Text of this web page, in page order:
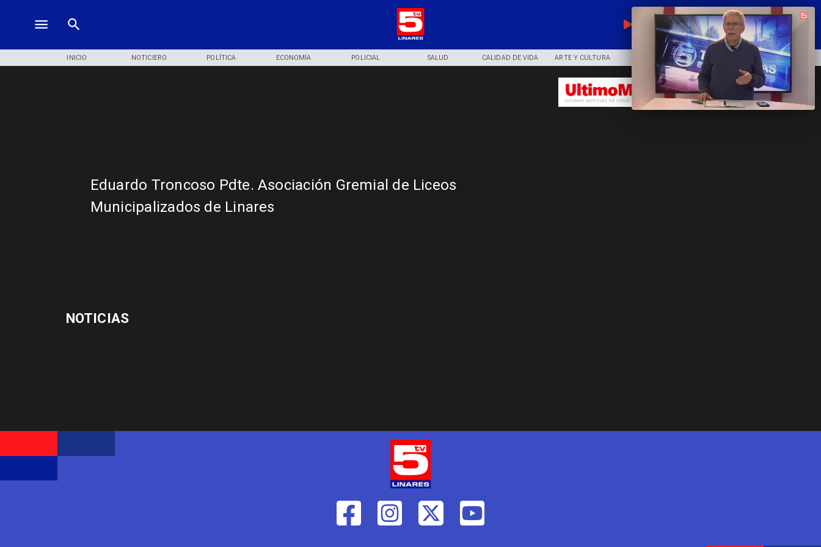
EN VIVO
INICIO NOTICIERO POLÍTICA ECONOMÍA POLICIAL SALUD CALIDAD DE VIDA ARTE Y CULTURA COMUNIDAD
Eduardo Troncoso Pdte. Asociación Gremial de Liceos
Municipalizados de Linares
NOTICIAS